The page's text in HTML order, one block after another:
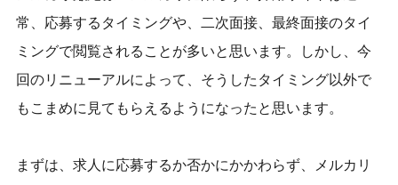
常、応募するタイミングや、二次面接、最終面接のタイ
ミングで閲覧されることが多いと思います。しかし、今
回のリニューアルによって、そうしたタイミング以外で
もこまめに見てもらえるようになったと思います。
まずは、求人に応募するか否かにかかわらず、メルカリ